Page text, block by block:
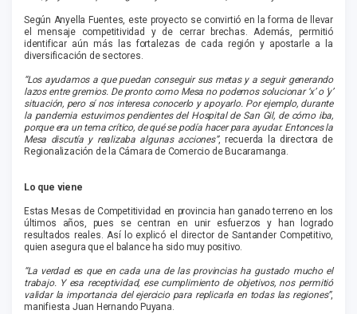
Según Anyella Fuentes, este proyecto se convirtió en la forma de llevar
el mensaje competitividad y de cerrar brechas. Además, permitió
identificar aún más las fortalezas de cada región y apostarle a la
diversificación de sectores.
“Los ayudamos a que puedan conseguir sus metas y a seguir generando
lazos entre gremios. De pronto como Mesa no podemos solucionar ‘x’ o ‘y’
situación, pero sí nos interesa conocerlo y apoyarlo. Por ejemplo, durante
la pandemia estuvimos pendientes del Hospital de San Gil, de cómo iba,
porque era un tema crítico, de qué se podía hacer para ayudar. Entonces la
Mesa discutía y realizaba algunas acciones”, recuerda la directora de
Regionalización de la Cámara de Comercio de Bucaramanga.
Lo que viene
Estas Mesas de Competitividad en provincia han ganado terreno en los
últimos años, pues se centran en unir esfuerzos y han logrado
resultados reales. Así lo explicó el director de Santander Competitivo,
quien asegura que el balance ha sido muy positivo.
“La verdad es que en cada una de las provincias ha gustado mucho el
trabajo. Y esa receptividad, ese cumplimiento de objetivos, nos permitió
validar la importancia del ejercicio para replicarla en todas las regiones”,
manifiesta Juan Hernando Puyana.